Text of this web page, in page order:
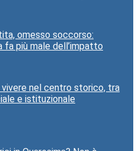
omesso soccorso:
fa più male dell’impatto
vivere nel centro storico, tra
e istituzionale